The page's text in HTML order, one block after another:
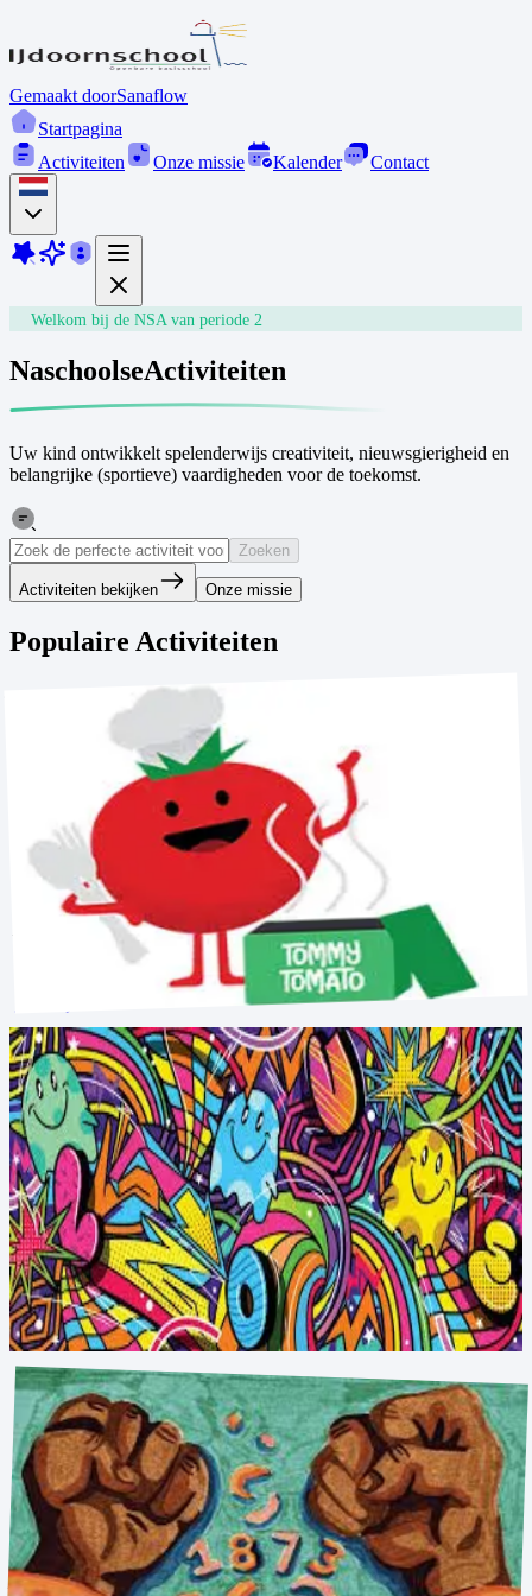
Gemaakt doorSanaflow
Startpagina
Activiteiten
Onze missie Kalender Contact
Welkom bij de NSA van periode 2
NaschoolseActiviteiten
Uw kind ontwikkelt spelenderwijs creativiteit, nieuwsgierigheid en
belangrijke (sportieve) vaardigheden voor de toekomst.
Zoeken
Activiteiten bekijken Onze missie
Populaire Activiteiten
3, 4, 5
Ontdek hoe leuk en lekker gezond koken kan zijn en leer
eenvoudige gerechten maken.
We leren over gezonde voeding, werken samen en ontwikkelen
kookvaardigheden terwijl we onze eigen gerechtjes bereiden.
Streetart
12 mei - 23 jun
3, 4, 5
Ontdek de wereld van streetart en kunst en maak op een creatieve
manier je eigen kunstwerk.
We experimenteren met verschillende materialen en technieken en
leren hoe je jouw ideeën kunt uitbeelden.
Inschrijven →
Dans & brass
11 mei - 22 jun
6, 7, 8
Dansen is een naschoolse activiteit waarbij leerlingen
choreografieën instuderen samen met de docent ter voorbereiding op